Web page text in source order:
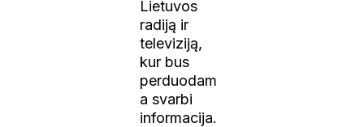
Lietuvos
radiją ir
televiziją,
kur bus
perduodam
a svarbi
informacija.